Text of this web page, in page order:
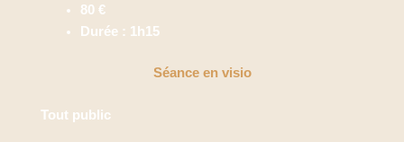
80 €
Durée : 1h15
Séance en visio
Tout public